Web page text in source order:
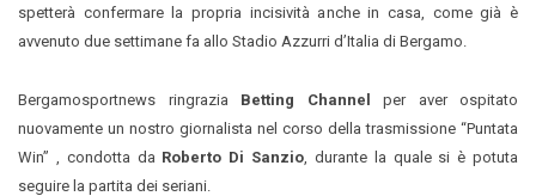
spetterà confermare la propria incisività anche in casa, come già è
avvenuto due settimane fa allo Stadio Azzurri d’Italia di Bergamo.
Bergamosportnews ringrazia Betting Channel per aver ospitato
nuovamente un nostro giornalista nel corso della trasmissione “Puntata
Win” , condotta da Roberto Di Sanzio , durante la quale si è potuta
seguire la partita dei seriani.